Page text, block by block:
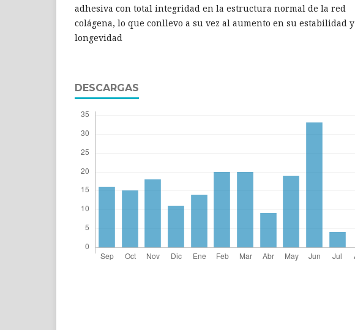
adhesiva con total integridad en la estructura normal de la red
colágena, lo que conllevo a su vez al aumento en su estabilidad y
longevidad
DESCARGAS